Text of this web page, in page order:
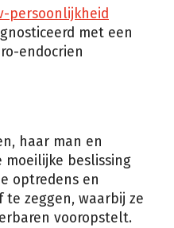
persoonlijkheid
met een
endocrien
haar man en
moeilijke beslissing
optredens en
zeggen, waarbij ze
vooropstelt.